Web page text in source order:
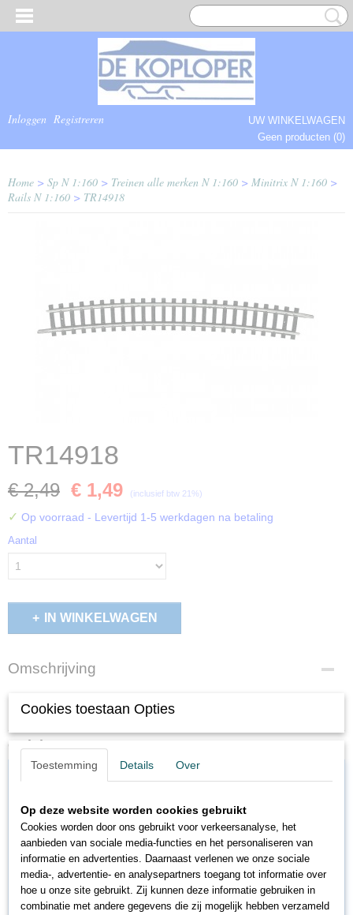
Inloggen Registreren
UW WINKELWAGEN
Geen producten (0)
Home > Sp N 1:160 > Treinen alle merken N 1:160 > Minitrix N 1:160 >
Rails N 1:160 > TR14918
TR14918
€ 2,49 € 1,49 (inclusief btw 21%)
✓ Op voorraad - Levertijd 1-5 werkdagen na betaling
Aantal
IN WINKELWAGEN
Omschrijving
Minitrix 14918 N Rail, gebogen, R5, 15 Gr.
Ook interessant
Cookies toestaan Opties
Toestemming Details Over
Op deze website worden cookies gebruikt
Cookies worden door ons gebruikt voor verkeersanalyse, het
aanbieden van sociale media-functies en het personaliseren van
informatie en advertenties. Daarnaast verlenen we onze sociale
media-, advertentie- en analysepartners toegang tot informatie over
hoe u onze site gebruikt. Zij kunnen deze informatie gebruiken in
combinatie met andere gegevens die zij mogelijk hebben verzameld